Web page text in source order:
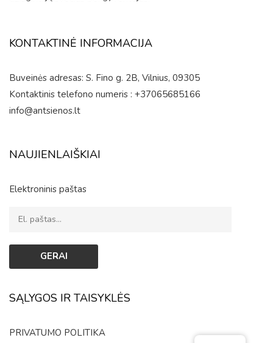
KONTAKTINĖ INFORMACIJA
Buveinės adresas: S. Fino g. 2B, Vilnius, 09305
Kontaktinis telefono numeris : +37065685166
info@antsienos.lt
NAUJIENLAIŠKIAI
Elektroninis paštas
SĄLYGOS IR TAISYKLĖS
PRIVATUMO POLITIKA